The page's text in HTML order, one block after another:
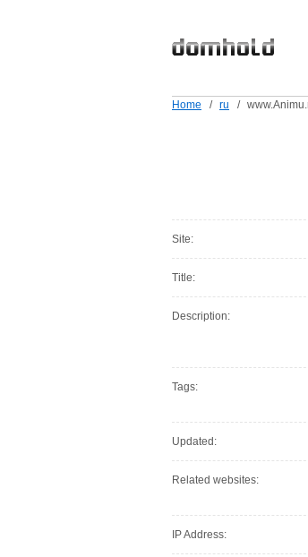
Home / ru /
Site:
Title:
Description:
Tags:
Updated:
Related websites:
IP Address: